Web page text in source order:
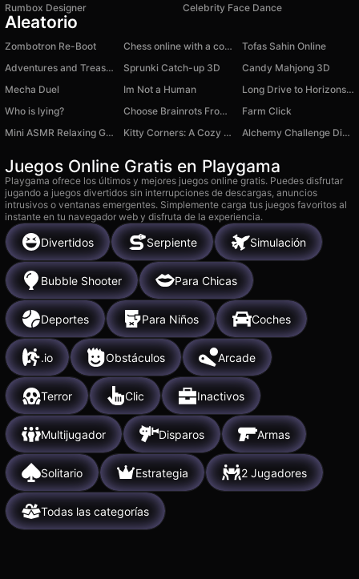
Rumbox Designer
Celebrity Face Dance
Aleatorio
Zombotron Re-Boot Chess online with a computer
Tofas Sahin Online
Adventures and Treasures
Sprunki Catch-up 3D
Candy Mahjong 3D
Mecha Duel
Im Not a Human
Long Drive to Horizons Sim
Who is lying?
Choose Brainrots From Bosses
Farm Click
Mini ASMR Relaxing Game Relax
Kitty Corners: A Cozy Logic Puzzle Alchemy Challenge Digital Circus, Brainrot, Fnaf
Juegos Online Gratis en Playgama
Playgama ofrece los últimos y mejores juegos online gratis. Puedes disfrutar
jugando a juegos divertidos sin interrupciones de descargas, anuncios
intrusivos o ventanas emergentes. Simplemente carga tus juegos favoritos al
instante en tu navegador web y disfruta de la experiencia.
Divertidos Serpiente Simulación
Bubble Shooter Para Chicas
Deportes Para Niños Coches
.io Obstáculos Arcade
Terror Clic Inactivos
Multijugador Disparos Armas
Solitario Estrategia 2 Jugadores
Todas las categorías